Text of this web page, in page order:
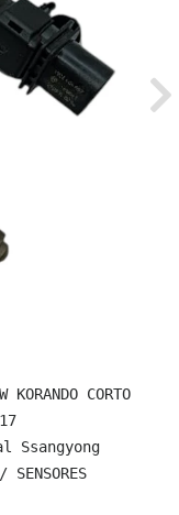
KORANDO CORTO
Ssangyong
SENSORES